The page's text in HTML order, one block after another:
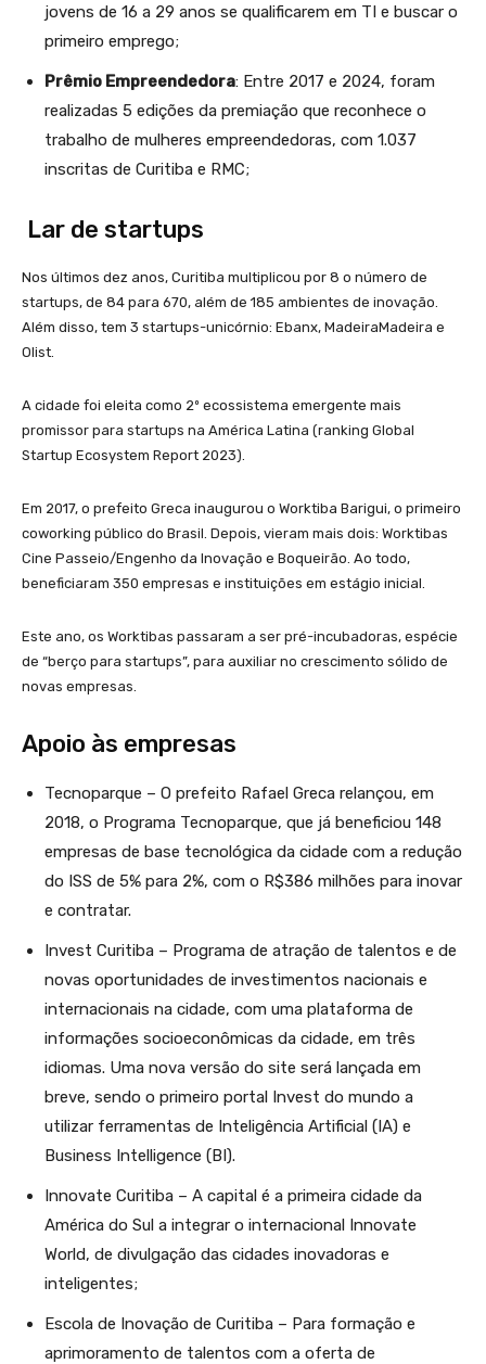
jovens de 16 a 29 anos se qualificarem em TI e buscar o
primeiro emprego;
Prêmio Empreendedora: Entre 2017 e 2024, foram
realizadas 5 edições da premiação que reconhece o
trabalho de mulheres empreendedoras, com 1.037
inscritas de Curitiba e RMC;
Lar de startups
Nos últimos dez anos, Curitiba multiplicou por 8 o número de
startups, de 84 para 670, além de 185 ambientes de inovação.
Além disso, tem 3 startups-unicórnio: Ebanx, MadeiraMadeira e
Olist.
A cidade foi eleita como 2º ecossistema emergente mais
promissor para startups na América Latina (ranking Global
Startup Ecosystem Report 2023).
Em 2017, o prefeito Greca inaugurou o Worktiba Barigui, o primeiro
coworking público do Brasil. Depois, vieram mais dois: Worktibas
Cine Passeio/Engenho da Inovação e Boqueirão. Ao todo,
beneficiaram 350 empresas e instituições em estágio inicial.
Este ano, os Worktibas passaram a ser pré-incubadoras, espécie
de “berço para startups”, para auxiliar no crescimento sólido de
novas empresas.
Apoio às empresas
Tecnoparque – O prefeito Rafael Greca relançou, em
2018, o Programa Tecnoparque, que já beneficiou 148
empresas de base tecnológica da cidade com a redução
do ISS de 5% para 2%, com o R$386 milhões para inovar
e contratar.
Invest Curitiba – Programa de atração de talentos e de
novas oportunidades de investimentos nacionais e
internacionais na cidade, com uma plataforma de
informações socioeconômicas da cidade, em três
idiomas. Uma nova versão do site será lançada em
breve, sendo o primeiro portal Invest do mundo a
utilizar ferramentas de Inteligência Artificial (IA) e
Business Intelligence (BI).
Innovate Curitiba – A capital é a primeira cidade da
América do Sul a integrar o internacional Innovate
World, de divulgação das cidades inovadoras e
inteligentes;
Escola de Inovação de Curitiba – Para formação e
aprimoramento de talentos com a oferta de